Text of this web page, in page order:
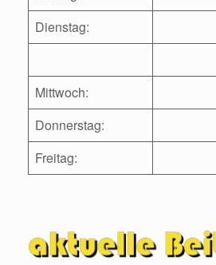
Dienstag:
Mittwoch:
Donnerstag:
Freitag: